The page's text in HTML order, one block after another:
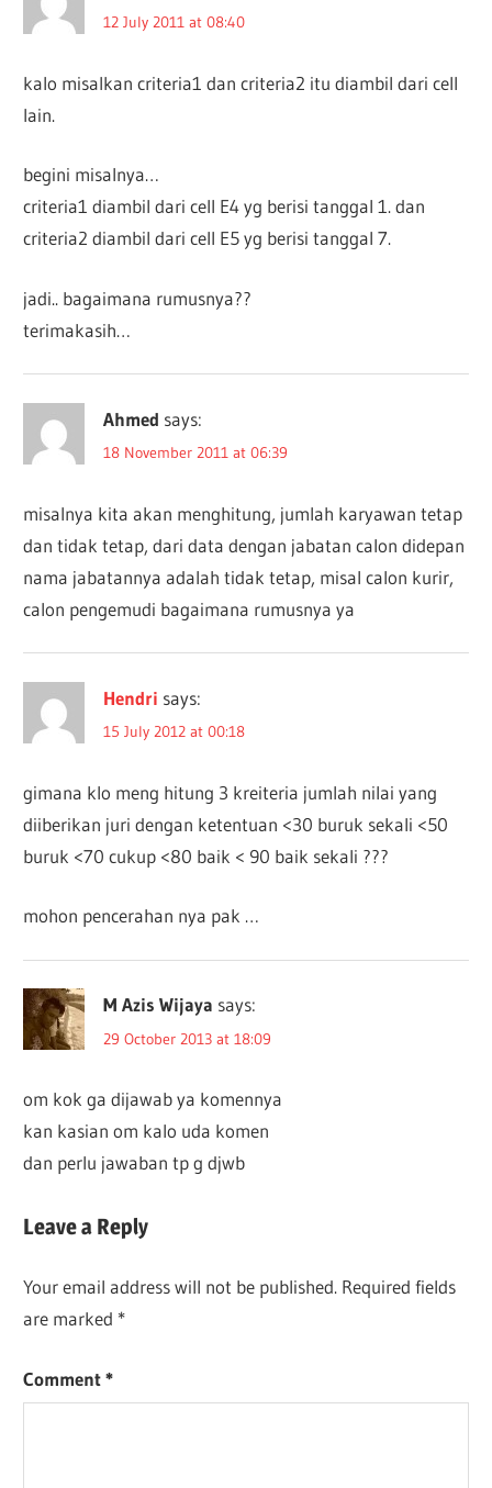
12 July 2011 at 08:40
kalo misalkan criteria1 dan criteria2 itu diambil dari cell
lain.
begini misalnya…
criteria1 diambil dari cell E4 yg berisi tanggal 1. dan
criteria2 diambil dari cell E5 yg berisi tanggal 7.
jadi.. bagaimana rumusnya??
terimakasih…
Ahmed says:
18 November 2011 at 06:39
misalnya kita akan menghitung, jumlah karyawan tetap
dan tidak tetap, dari data dengan jabatan calon didepan
nama jabatannya adalah tidak tetap, misal calon kurir,
calon pengemudi bagaimana rumusnya ya
Hendri says:
15 July 2012 at 00:18
gimana klo meng hitung 3 kreiteria jumlah nilai yang
diiberikan juri dengan ketentuan <30 buruk sekali <50
buruk <70 cukup <80 baik < 90 baik sekali ???
mohon pencerahan nya pak …
M Azis Wijaya says:
29 October 2013 at 18:09
om kok ga dijawab ya komennya
kan kasian om kalo uda komen
dan perlu jawaban tp g djwb
Leave a Reply
Your email address will not be published. Required fields
are marked *
Comment*